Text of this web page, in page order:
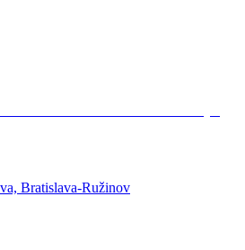
Bratislava-Ružinov